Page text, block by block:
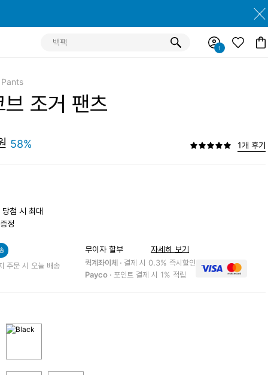
조거 팬츠
58% 1개 후기
당첨 시 최대
정
주문 시 오늘 배송
무이자 할부 자세히 보기
퀵계좌이체 · 결제 시 0.3% 즉시할인
Payco · 포인트 결제 시 1% 적립